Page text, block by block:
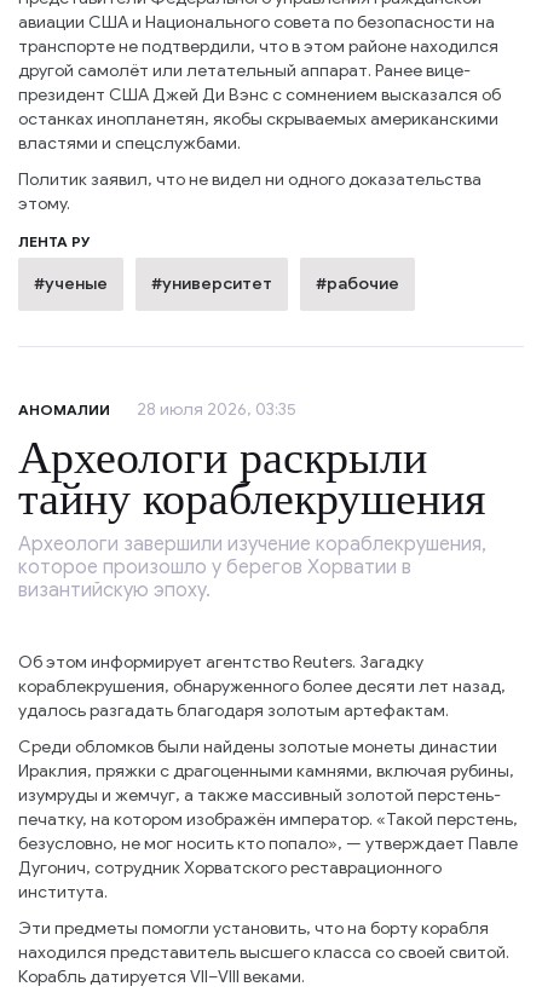
авиации США и Национального совета по безопасности на
транспорте не подтвердили, что в этом районе находился
другой самолёт или летательный аппарат. Ранее вице-
президент США Джей Ди Вэнс с сомнением высказался об
останках инопланетян, якобы скрываемых американскими
властями и спецслужбами.
Политик заявил, что не видел ни одного доказательства
этому.
ЛЕНТА РУ
#ученые #университет #рабочие
АНОМАЛИИ 28 июля 2026, 03:35
Археологи раскрыли
тайну кораблекрушения
Археологи завершили изучение кораблекрушения,
которое произошло у берегов Хорватии в
византийскую эпоху.
Об этом информирует агентство Reuters. Загадку
кораблекрушения, обнаруженного более десяти лет назад,
удалось разгадать благодаря золотым артефактам.
Среди обломков были найдены золотые монеты династии
Ираклия, пряжки с драгоценными камнями, включая рубины,
изумруды и жемчуг, а также массивный золотой перстень-
печатку, на котором изображён император. «Такой перстень,
безусловно, не мог носить кто попало», — утверждает Павле
Дугонич, сотрудник Хорватского реставрационного
института.
Эти предметы помогли установить, что на борту корабля
находился представитель высшего класса со своей свитой.
Корабль датируется VII–VIII веками.